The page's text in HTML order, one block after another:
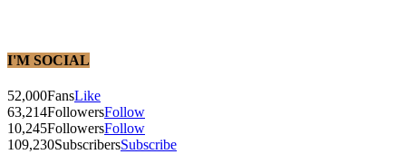
I'M SOCIAL
52,000FansLike
63,214FollowersFollow
10,245FollowersFollow
109,230SubscribersSubscribe